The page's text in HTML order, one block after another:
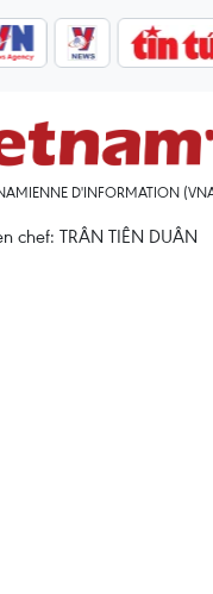
D'INFORMATION
chef: TRÂN TIÊN DUÂN